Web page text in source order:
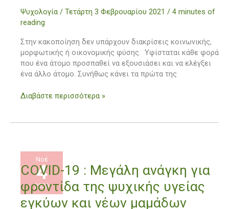
Ψυχολογία / Τετάρτη 3 Φεβρουαρίου 2021 / 4 minutes of
reading
Στην κακοποίηση δεν υπάρχουν διακρίσεις κοινωνικής,
μορφωτικής ή οικονομικής φύσης. Υφίσταται κάθε φορά
που ένα άτομο προσπαθεί να εξουσιάσει και να ελέγξει
ένα άλλο άτομο. Συνήθως κάνει τα πρώτα της
η
φίλη
κακοποιείται
Διαβάστε περισσότερα »
Νοέ
4
2020
COVID-19 : Μεγάλη ανάγκη για
φροντίδα της ψυχικής υγείας
εγκύων και νέων μαμάδων
COVID-
19
:
Μεγάλη